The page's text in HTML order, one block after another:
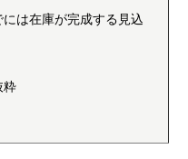
は在庫が完成する見込
粋